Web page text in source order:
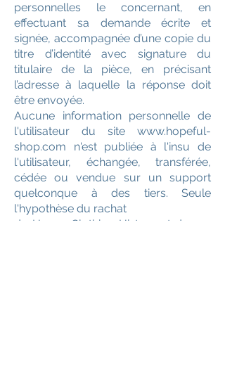
personnelles le concernant, en
effectuant sa demande écrite et
signée, accompagnée d’une copie du
titre d’identité avec signature du
titulaire de la pièce, en précisant
l’adresse à laquelle la réponse doit
être envoyée.
Aucune information personnelle de
l'utilisateur du site www.hopeful-
shop.com n'est publiée à l'insu de
l'utilisateur, échangée, transférée,
cédée ou vendue sur un support
quelconque à des tiers. Seule
l'hypothèse du rachat
de House Clothing History et de ses